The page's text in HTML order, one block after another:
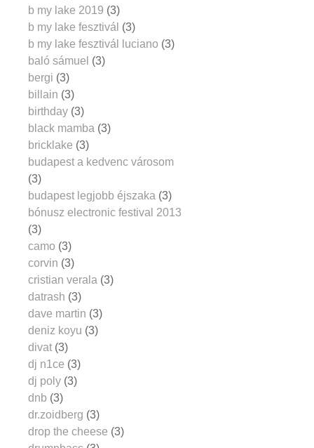
b my lake 2019 (3)
b my lake fesztivál (3)
b my lake fesztivál luciano (3)
baló sámuel (3)
bergi (3)
billain (3)
birthday (3)
black mamba (3)
bricklake (3)
budapest a kedvenc városom
(3)
budapest legjobb éjszaka (3)
bónusz electronic festival 2013
(3)
camo (3)
corvin (3)
cristian verala (3)
datrash (3)
dave martin (3)
deniz koyu (3)
divat (3)
dj n1ce (3)
dj poly (3)
dnb (3)
dr.zoidberg (3)
drop the cheese (3)